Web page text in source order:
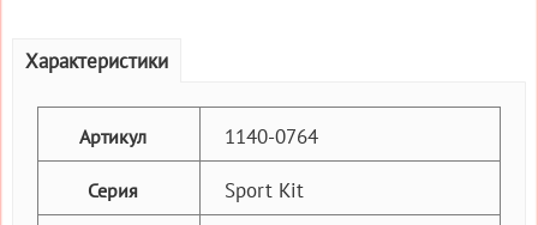
Характеристики
Артикул 1140-0764
Серия Sport Kit